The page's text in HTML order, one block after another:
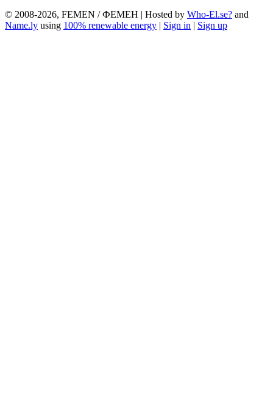
© 2008-2026, FEMEN / ФЕМЕН | Hosted by Who-El.se? and
Name.ly using 100% renewable energy | Sign in | Sign up